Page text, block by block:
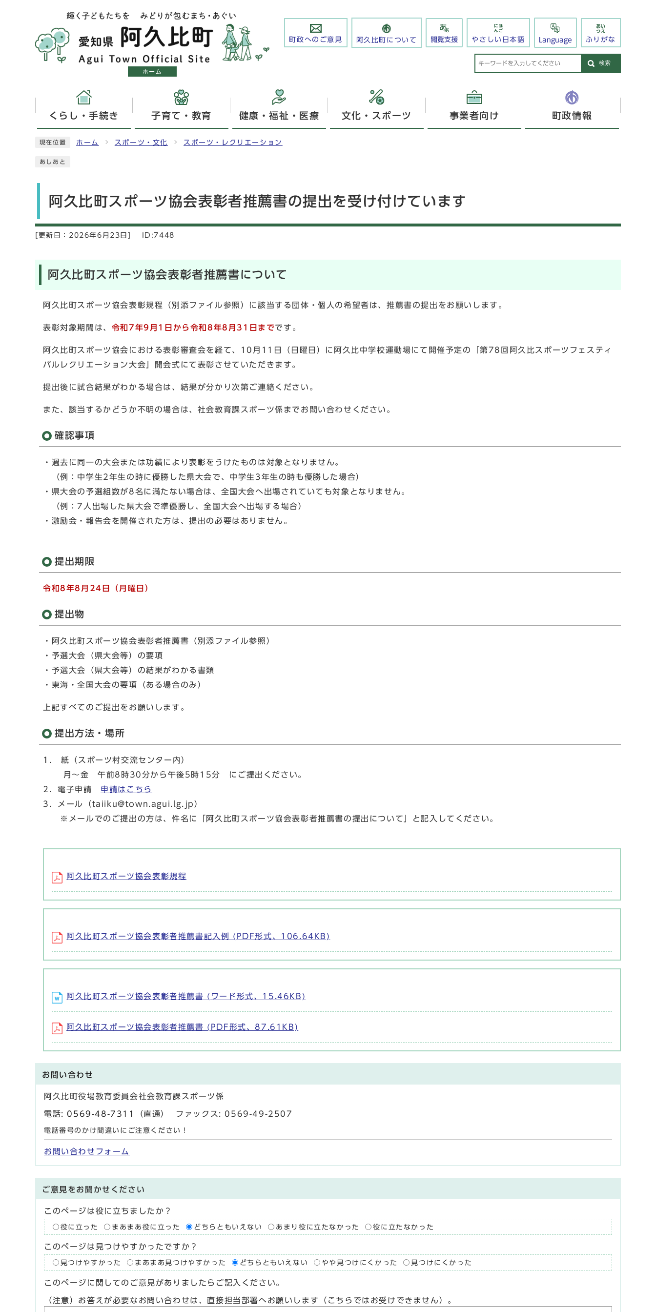
ホーム
町政へのご意見 阿久比町について 閲覧支援 やさしい日本語 Language ふりがな
検索
くらし・手続き 子育て・教育 健康・福祉・医療 文化・スポーツ 事業者向け 町政情報
現在位置 ホーム スポーツ・文化 スポーツ・レクリエーション
あしあと
阿久比町スポーツ協会表彰者推薦書の提出を受け付けています
[更新日： 2026年6月23日] ID:7448
阿久比町スポーツ協会表彰者推薦書について
阿久比町スポーツ協会表彰規程（別添ファイル参照）に該当する団体・個人の希望者は、推薦書の提出をお願いします。
表彰対象期間は、 令和7年9月1日から令和8年8月31日 までです。
阿久比町スポーツ協会における表彰審査会を経て、10月11日（日曜日）に阿久比中学校運動場にて開催予定の「第78回阿久比スポーツフェスティ
バルレクリエーション大会」開会式にて表彰させていただきます。
提出後に試合結果がわかる場合は、結果が分かり次第ご連絡ください。
また、該当するかどうか不明の場合は、社会教育課スポーツ係までお問い合わせください。
確認事項
・過去に同一の大会または功績により表彰をうけたものは対象となりません。
（例：中学生2年生の時に優勝した県大会で、中学生3年生の時も優勝した場合）
・県大会の予選組数が8名に満たない場合は、全国大会へ出場されていても対象となりません。
（例：7人出場した県大会で準優勝し、全国大会へ出場する場合）
・激励会・報告会を開催された方は、提出の必要はありません。
提出期限
令和8年8月24日（月曜日）
提出物
・阿久比町スポーツ協会表彰者推薦書（別添ファイル参照）
・予選大会（県大会等）の要項
・予選大会（県大会等）の結果がわかる書類
・東海・全国大会の要項（ある場合のみ）
上記すべてのご提出をお願いします。
提出方法・場所
1． 紙（スポーツ村交流センター内）
月～金 午前8時30分から午後5時15分 にご提出ください。
2．電子申請 申請はこちら
3．メール（taiiku@town.agui.lg.jp）
※メールでのご提出の方は、件名に「阿久比町スポーツ協会表彰者推薦書の提出について」と記入してください。
阿久比町スポーツ協会表彰規程
阿久比町スポーツ協会表彰者推薦書記入例 (PDF形式、106.64KB)
阿久比町スポーツ協会表彰者推薦書 (ワード形式、15.46KB)
阿久比町スポーツ協会表彰者推薦書 (PDF形式、87.61KB)
お問い合わせ
阿久比町役場教育委員会社会教育課スポーツ係
電話: 0569-48-7311 （直通） ファックス: 0569-49-2507
電話番号のかけ間違いにご注意ください！
お問い合わせフォーム
ご意見をお聞かせください
このページは役に立ちましたか？
役に立った まあまあ役に立った どちらともいえない あまり役に立たなかった 役に立たなかった
このページは見つけやすかったですか？
見つけやすかった まあまあ見つけやすかった どちらともいえない やや見つけにくかった 見つけにくかった
このページに関してのご意見がありましたらご記入ください。
（注意）お答えが必要なお問い合わせは、直接担当部署へお願いします（こちらではお受けできません）。